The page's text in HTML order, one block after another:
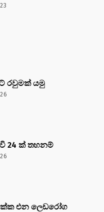
රවුමක් යමු
24 ක් තහනම්
එන ලෙඩරෝග